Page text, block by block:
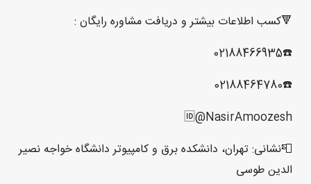
🔻کسب اطلاعات بیشتر و دریافت مشاوره رایگان :
☎️02188466935
☎️02188464780
🆔@NasirAmoozesh
📮نشانی: تهران، دانشکده برق و کامپیوتر دانشگاه خواجه نصیر
الدین طوسی